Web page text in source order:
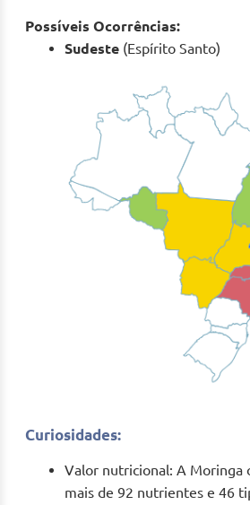
Possíveis Ocorrências:
Sudeste (Espírito Santo)
Curiosidades:
Valor nutricional: A Moringa
mais de 92 nutrientes e 46